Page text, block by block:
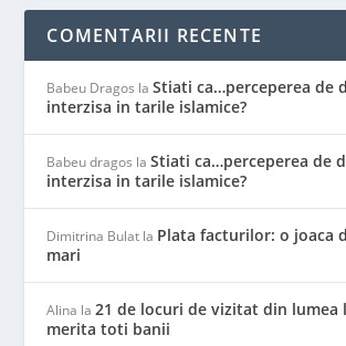
COMENTARII RECENTE
Babeu Dragos laStiati ca…perceperea de
interzisa in tarile islamice?
Babeu dragos laStiati ca…perceperea de
interzisa in tarile islamice?
Dimitrina Bulat la Plata facturilor: o joaca
mari
Alina la21 de locuri de vizitat din lumea
merita toti banii